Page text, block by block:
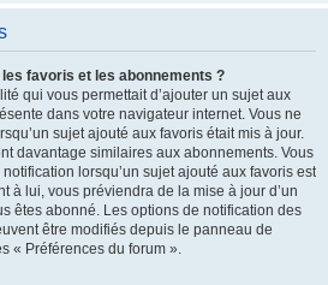
favoris et les abonnements ?
qui vous permettait d’ajouter un sujet aux
dans votre navigateur internet. Vous ne
sujet ajouté aux favoris était mis à jour.
davantage similaires aux abonnements. Vous
lorsqu’un sujet ajouté aux favoris est
à lui, vous préviendra de la mise à jour d’un
êtes abonné. Les options de notification des
être modifiés depuis le panneau de
« Préférences du forum ».